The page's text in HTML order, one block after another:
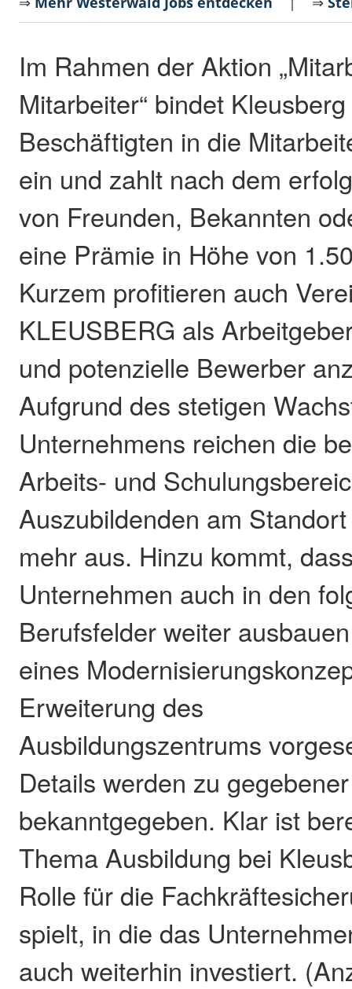
Im Rahmen der Aktion
Mitarbeiter“ bindet
Beschäftigten in die
ein und zahlt nach dem
von Freunden, Bekannten
eine Prämie in Höhe von
Kurzem profitieren auch
KLEUSBERG als
und potenzielle Bewerber
Aufgrund des stetigen
Unternehmens reichen die
Arbeits- und
Auszubildenden am
mehr aus. Hinzu kommt,
Unternehmen auch in den
Berufsfelder weiter
eines
Erweiterung des
Ausbildungszentrums
Details werden zu
bekanntgegeben. Klar ist
Thema Ausbildung bei
Rolle für die
spielt, in die das
auch weiterhin investiert.